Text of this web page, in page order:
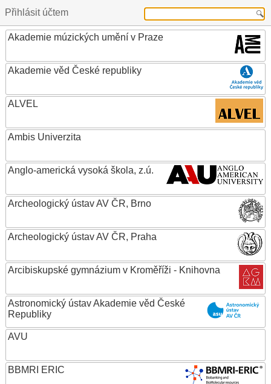
Přihlásit účtem
Akademie múzických umění v Praze
Akademie věd České republiky
ALVEL
Ambis Univerzita
Anglo-americká vysoká škola, z.ú.
Archeologický ústav AV ČR, Brno
Archeologický ústav AV ČR, Praha
Arcibiskupské gymnázium v Kroměříži - Knihovna
Astronomický ústav Akademie věd České
Republiky
AVU
BBMRI ERIC